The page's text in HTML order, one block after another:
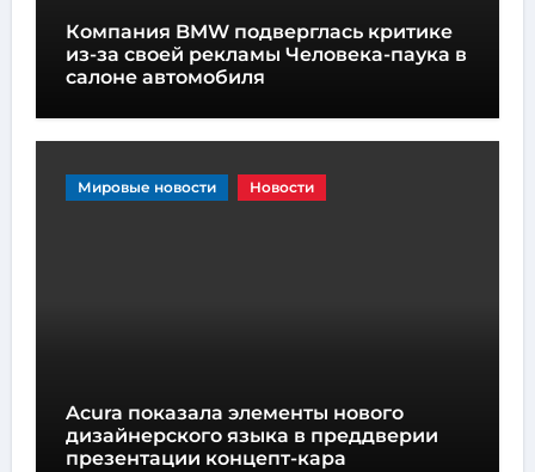
Компания BMW подверглась критике
из-за своей рекламы Человека-паука в
салоне автомобиля
Мировые новости Новости
Acura показала элементы нового
дизайнерского языка в преддверии
презентации концепт-кара